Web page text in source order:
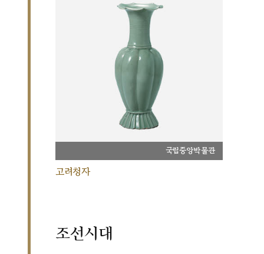
국립중앙박물관
고려청자
조선시대